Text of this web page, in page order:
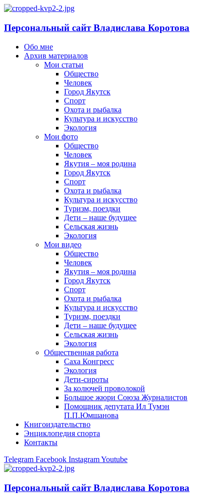
Персональный сайт Владислава Коротова
Обо мне
Архив материалов
Мои статьи
Общество
Человек
Город Якутск
Спорт
Охота и рыбалка
Культура и искусство
Экология
Мои фото
Общество
Человек
Якутия – моя родина
Город Якутск
Спорт
Охота и рыбалка
Культура и искусство
Туризм, поездки
Дети – наше будущее
Сельская жизнь
Экология
Мои видео
Общество
Человек
Якутия – моя родина
Город Якутск
Спорт
Охота и рыбалка
Культура и искусство
Туризм, поездки
Дети – наше будущее
Сельская жизнь
Экология
Общественная работа
Саха Конгресс
Экология
Дети-сироты
За колючей проволокой
Большое жюри Союза Журналистов
Помощник депутата Ил Тумэн
П.П.Юмшанова
Книгоиздательство
Энциклопедия спорта
Контакты
Telegram Facebook InstagramYoutube
Персональный сайт Владислава Коротова